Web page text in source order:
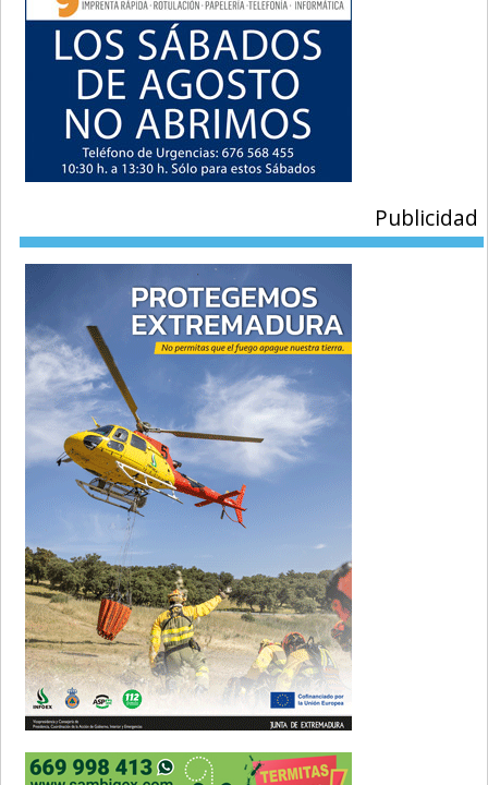
Publicidad